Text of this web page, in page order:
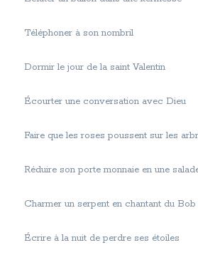
Téléphoner à son nombril
Dormir le jour de la saint Valentin
Écourter une conversation avec Dieu
Faire que les roses poussent sur les
Réduire son porte monnaie en une
Charmer un serpent en chantant du
Écrire à la nuit de perdre ses étoiles